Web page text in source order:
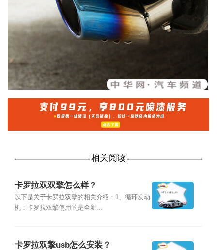
相关阅读
卡罗拉双双擎怎么样？
以下是关于卡罗拉双擎的相关介绍：1、循环发动
机：卡罗拉双擎使用的是全新...
卡罗拉双擎usb怎么安装？